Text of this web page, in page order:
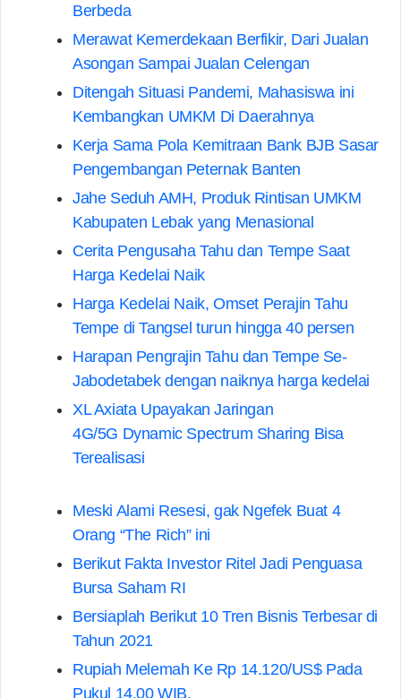
Berbeda
Merawat Kemerdekaan Berfikir, Dari Jualan
Asongan Sampai Jualan Celengan
Ditengah Situasi Pandemi, Mahasiswa ini
Kembangkan UMKM Di Daerahnya
Kerja Sama Pola Kemitraan Bank BJB Sasar
Pengembangan Peternak Banten
Jahe Seduh AMH, Produk Rintisan UMKM
Kabupaten Lebak yang Menasional
Cerita Pengusaha Tahu dan Tempe Saat
Harga Kedelai Naik
Harga Kedelai Naik, Omset Perajin Tahu
Tempe di Tangsel turun hingga 40 persen
Harapan Pengrajin Tahu dan Tempe Se-
Jabodetabek dengan naiknya harga kedelai
XL Axiata Upayakan Jaringan
4G/5G Dynamic Spectrum Sharing Bisa
Terealisasi
Meski Alami Resesi, gak Ngefek Buat 4
Orang “The Rich” ini
Berikut Fakta Investor Ritel Jadi Penguasa
Bursa Saham RI
Bersiaplah Berikut 10 Tren Bisnis Terbesar di
Tahun 2021
Rupiah Melemah Ke Rp 14.120/US$ Pada
Pukul 14.00 WIB.